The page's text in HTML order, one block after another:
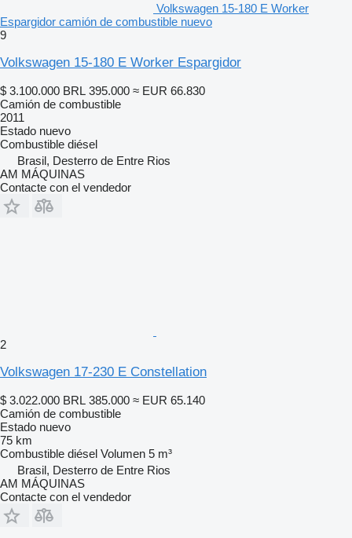
Volkswagen 15-180 E Worker
Espargidor camión de combustible nuevo
9
Volkswagen 15-180 E Worker Espargidor
$ 3.100.000 BRL 395.000 ≈ EUR 66.830
Camión de combustible
2011
Estado nuevo
Combustible diésel
Brasil, Desterro de Entre Rios
AM MÁQUINAS
Contacte con el vendedor
2
Volkswagen 17-230 E Constellation
$ 3.022.000 BRL 385.000 ≈ EUR 65.140
Camión de combustible
Estado nuevo
75 km
Combustible diésel Volumen 5 m³
Brasil, Desterro de Entre Rios
AM MÁQUINAS
Contacte con el vendedor